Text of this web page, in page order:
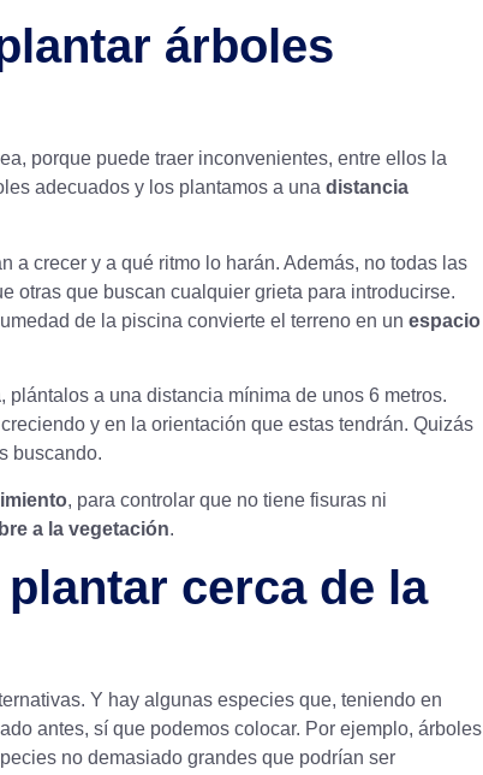
árboles
porque puede traer inconvenientes, entre ellos la
adecuados y los plantamos a una distancia
a crecer y a qué ritmo lo harán. Además, no todas las
otras que buscan cualquier grieta para introducirse.
de la piscina convierte el terreno en un espacio
, plántalos a una distancia mínima de unos 6 metros.
y en la orientación que estas tendrán. Quizás
buscando.
, para controlar que no tiene fisuras ni
a la vegetación.
cerca de la
Y hay algunas especies que, teniendo en
antes, sí que podemos colocar. Por ejemplo, árboles
no demasiado grandes que podrían ser